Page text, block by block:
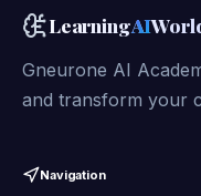
LearningAI
Gneurone AI
and transform your
Navigation